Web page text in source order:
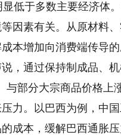
显低于多数主要经济体
因素有关。从原材料
本增加向消费端传导的
通过保持制成品、机
与部分大宗商品价格上
力。以巴西为例，中
成本，缓解巴西通胀